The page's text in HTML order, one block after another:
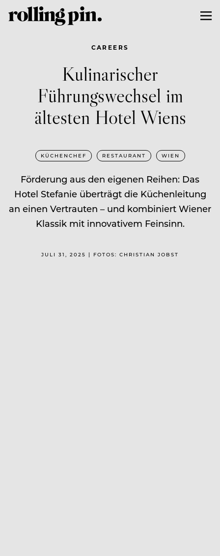
CAREERS
Kulinarischer
Führungswechsel im
ältesten Hotel Wiens
KÜCHENCHEF RESTAURANT WIEN
Förderung aus den eigenen Reihen: Das
Hotel Stefanie überträgt die Küchenleitung
an einen Vertrauten – und kombiniert Wiener
Klassik mit innovativem Feinsinn.
JULI 31, 2025 | FOTOS: CHRISTIAN JOBST